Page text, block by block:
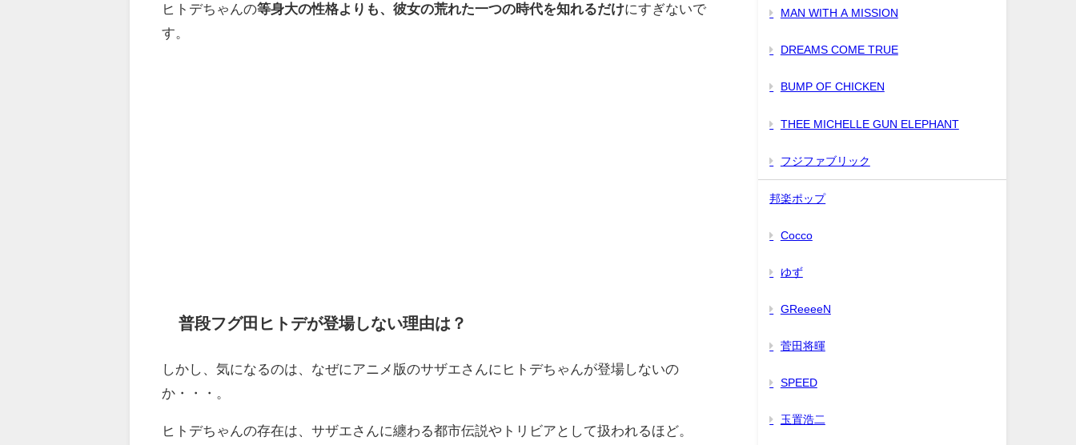
ヒトデちゃんの等身大の性格よりも、彼女の荒れた一つの時代を知れるだけにすぎないで
す。
普段フグ田ヒトデが登場しない理由は？
しかし、気になるのは、なぜにアニメ版のサザエさんにヒトデちゃんが登場しないの
か・・・。
ヒトデちゃんの存在は、サザエさんに纏わる都市伝説やトリビアとして扱われるほど。
MAN WITH A MISSION
DREAMS COME TRUE
BUMP OF CHICKEN
THEE MICHELLE GUN ELEPHANT
フジファブリック
邦楽ポップ
Cocco
ゆず
GReeeeN
菅田将暉
SPEED
玉置浩二